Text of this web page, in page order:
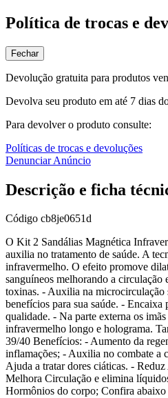
Política de trocas e
Fechar
Devolução gratuita para produtos
Devolva seu produto em até 7 dias
Para devolver o produto consulte:
Políticas de trocas e devoluções
Denunciar Anúncio
Descrição e ficha
Código cb8je0651d
O Kit 2 Sandálias Magnética
auxilia no tratamento de saúde. A
infravermelho. O efeito promove
sanguíneos melhorando a circulação
toxinas. - Auxilia na microcirculação
benefícios para sua saúde. -
qualidade. - Na parte externa os
infravermelho longo e holograma.
39/40 Benefícios: - Aumento da
inflamações; - Auxilia no combate a
Ajuda a tratar dores ciáticas. -
Melhora Circulação e elimina
Hormônios do corpo; Confira abaixo